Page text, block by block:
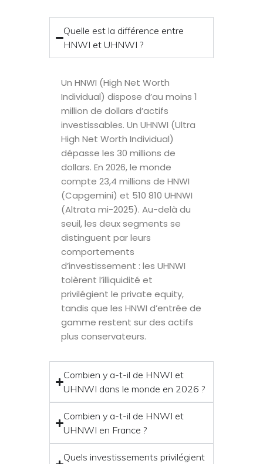
Quelle est la différence entre
HNWI et UHNWI ?
Un HNWI (High Net Worth
Individual) dispose d’au moins 1
million de dollars d’actifs
investissables. Un UHNWI (Ultra
High Net Worth Individual)
dépasse les 30 millions de
dollars. En 2026, le monde
compte 23,4 millions de HNWI
(Capgemini) et 510 810 UHNWI
(Altrata mi-2025). Au-delà du
seuil, les deux segments se
distinguent par leurs
comportements
d’investissement : les UHNWI
tolèrent l’illiquidité et
privilégient le private equity,
tandis que les HNWI d’entrée de
gamme restent sur des actifs
plus conservateurs.
Combien y a-t-il de HNWI et
UHNWI dans le monde en 2026 ?
Combien y a-t-il de HNWI et
UHNWI en France ?
Quels investissements privilégient